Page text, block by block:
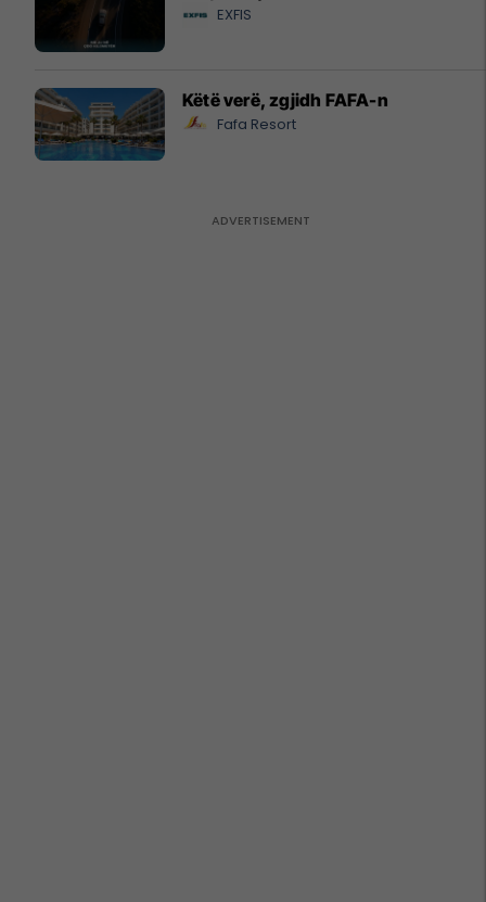
EXFIS
Këtë verë, zgjidh FAFA-n
Fafa Resort